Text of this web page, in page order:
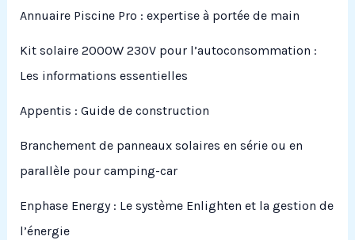
Annuaire Piscine Pro : expertise à portée de main
Kit solaire 2000W 230V pour l’autoconsommation :
Les informations essentielles
Appentis : Guide de construction
Branchement de panneaux solaires en série ou en
parallèle pour camping-car
Enphase Energy : Le système Enlighten et la gestion de
l’énergie